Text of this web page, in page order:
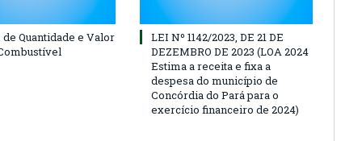
Quantidade e Valor
LEI Nº 1142/2023, DE 21 DE
DEZEMBRO DE 2023 (LOA 2024
Estima a receita e fixa a
despesa do município de
Concórdia do Pará para o
exercício financeiro de 2024)